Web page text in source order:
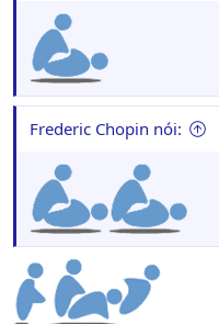
Frederic Chopin nói: